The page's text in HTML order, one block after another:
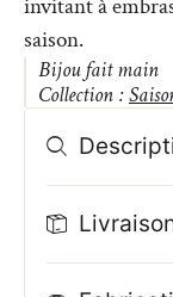
invitant à
saison.
Bijou fait main
Collection :